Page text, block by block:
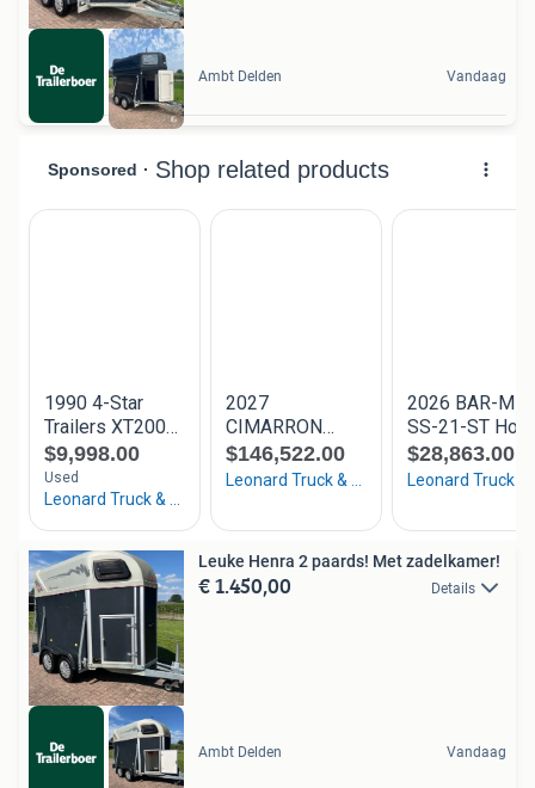
Ambt Delden Vandaag
Leuke Henra 2 paards! Met zadelkamer!
€ 1.450,00 Details
Ambt Delden Vandaag